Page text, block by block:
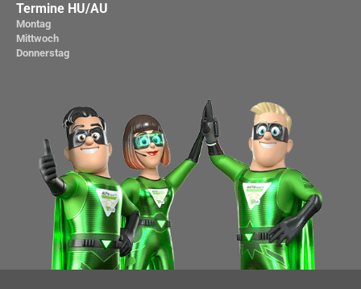
Termine HU/AU
Montag
Mittwoch
Donnerstag